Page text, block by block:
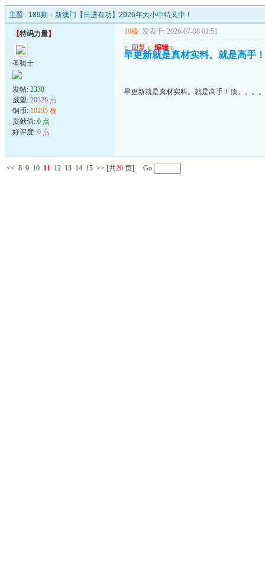
主题 : 189期：新澳门【日进有功】2026年大小中特又中！
【特码力量】
圣骑士
发帖: 2330
威望: 20326 点
铜币: 10295 枚
贡献值: 0 点
好评度: 0 点
10楼 发表于: 2026-07-08 01:51
u 回复 u 编辑 u
早更新就是真材实料。就是高手
早更新就是真材实料。就是高手！顶。。。
<< 8 9 10 11 12 13 14 15 >> [共20 页] Go